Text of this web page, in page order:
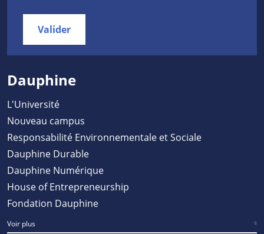
Valider
Dauphine
L'Université
Nouveau campus
Responsabilité Environnementale et Sociale
Dauphine Durable
Dauphine Numérique
House of Entrepreneurship
Fondation Dauphine
Voir plus